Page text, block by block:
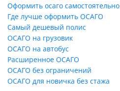
Оформить осаго самостоятельно
Где лучше оформить ОСАГО
Самый дешевый полис
ОСАГО на грузовик
ОСАГО на автобус
Расширенное ОСАГО
ОСАГО без ограничений
ОСАГО для новичка без стажа